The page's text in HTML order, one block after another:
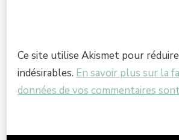
Ce site utilise Akismet pour
indésirables. En savoir plus sur la
données de vos commentaires